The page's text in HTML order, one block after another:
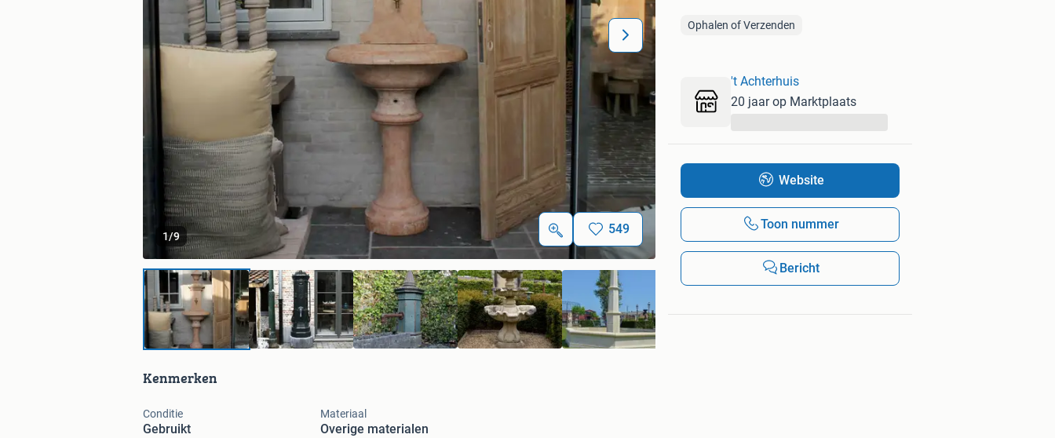
1/9 549
Kenmerken
Conditie
Gebruikt
Materiaal
Overige materialen
Ophalen of Verzenden
't Achterhuis
20 jaar op Marktplaats
Website
Toon nummer
Bericht